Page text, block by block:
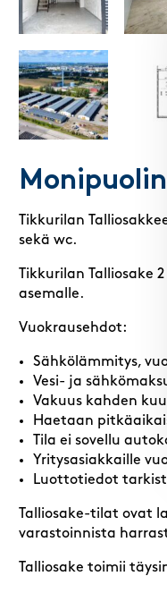
Tikkurilan
sekä wc.
Tikkurilan Talliosake
asemalle.
Vuokrausehdot:
Sähkölämmitys,
Vesi- ja
Vakuus kahden
Haetaan
Tila ei sovellu
Yritysasiakkaille
Luottotiedot
Talliosake-tilat ovat
varastoinnista
Talliosake toimii